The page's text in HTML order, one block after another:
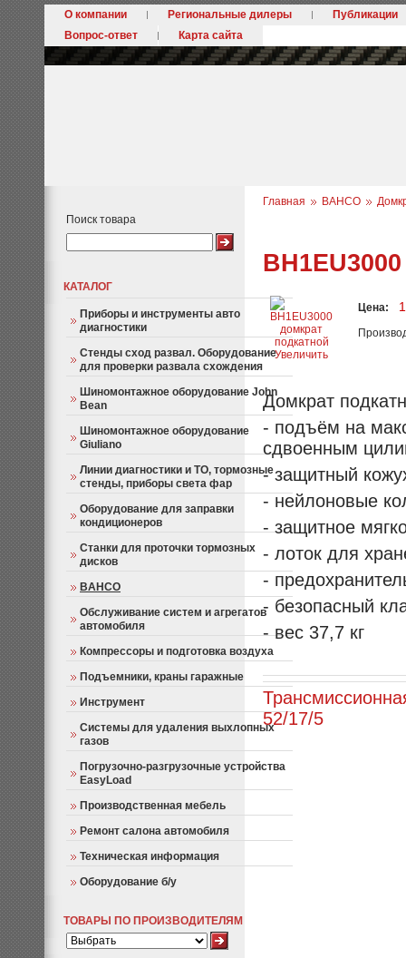
О компании Региональные дилеры
Публикации
Вопрос-ответ
Карта сайта
Поиск товара
КАТАЛОГ
Приборы и инструменты авто
диагностики
Стенды сход развал. Оборудование
для проверки развала схождения
Шиномонтажное оборудование John
Bean
Шиномонтажное оборудование
Giuliano
Линии диагностики и ТО, тормозные
стенды, приборы света фар
Оборудование для заправки
кондиционеров
Станки для проточки тормозных
дисков
BAHCO
Обслуживание систем и агрегатов
автомобиля
Компрессоры и подготовка воздуха
Подъемники, краны гаражные
Инструмент
Системы для удаления выхлопных
газов
Погрузочно-разгрузочные устройства
EasyLoad
Производственная мебель
Ремонт салона автомобиля
Техническая информация
Оборудование б/у
ТОВАРЫ ПО ПРОИЗВОДИТЕЛЯМ
Главная BAHCO
Увеличить
Цена:
Домкрат
- подъём на
сдвоенным
- защитный
- нейлоновые
- защитное
- лоток для
-
- безопасный
- вес 37,7 кг
52/17/5